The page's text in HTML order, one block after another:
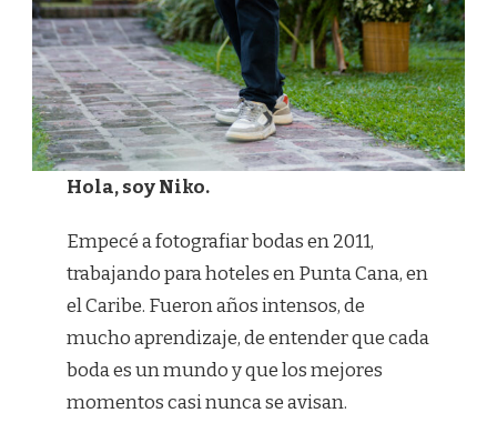
Hola, soy Niko.
Empecé a fotografiar bodas en 2011,
trabajando para hoteles en Punta Cana, en
el Caribe. Fueron años intensos, de
mucho aprendizaje, de entender que cada
boda es un mundo y que los mejores
momentos casi nunca se avisan.